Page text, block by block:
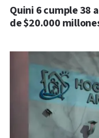
Quini 6 cumple 38
de $20.000